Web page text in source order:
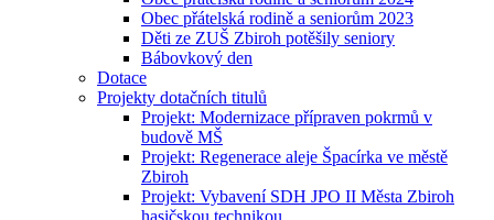
Obec přátelská rodině a seniorům 2023
Děti ze ZUŠ Zbiroh potěšily seniory
Bábovkový den
Dotace
Projekty dotačních titulů
Projekt: Modernizace přípraven pokrmů v
budově MŠ
Projekt: Regenerace aleje Špacírka ve městě
Zbiroh
Projekt: Vybavení SDH JPO II Města Zbiroh
hasičskou technikou